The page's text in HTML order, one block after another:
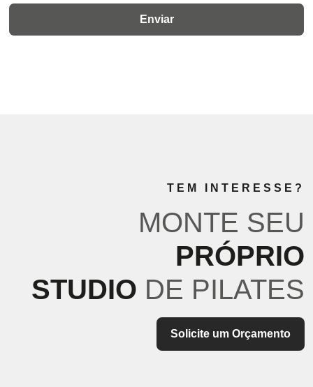
TEM INTERESSE?
MONTE SEU
PRÓPRIO
STUDIO DE PILATES
Solicite um Orçamento